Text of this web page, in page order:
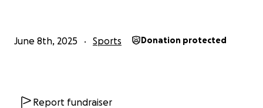
Braspenning, Thijs Weijers, Joris Post, Sander van Elk,
Jan-Christiaan Wahls en Martine Keyser
June 8th, 2025 Sports Donation protected
Report fundraiser